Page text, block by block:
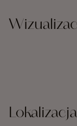
Lokalizacja